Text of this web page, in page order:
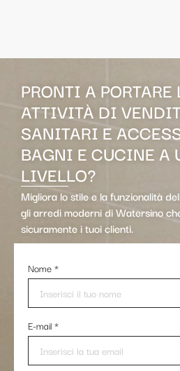
PRONTI A PORTARE
ATTIVITÀ DI
SANITARI E
BAGNI E CUCINE A
LIVELLO?
Migliora lo stile e la funzionalità
gli arredi moderni di Watersino
sicuramente i tuoi clienti.
Nome*
E-mail*